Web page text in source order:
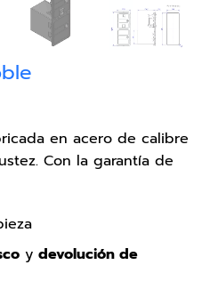
en acero de calibre
Con la garantía de
y devolución de